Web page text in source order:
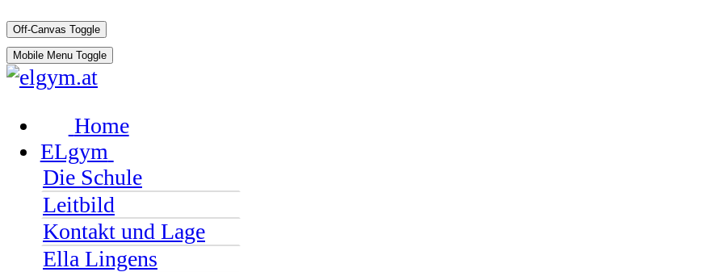
Off-Canvas Toggle
Mobile Menu Toggle
Home
ELgym
Die Schule
Leitbild
Kontakt und Lage
Ella Lingens